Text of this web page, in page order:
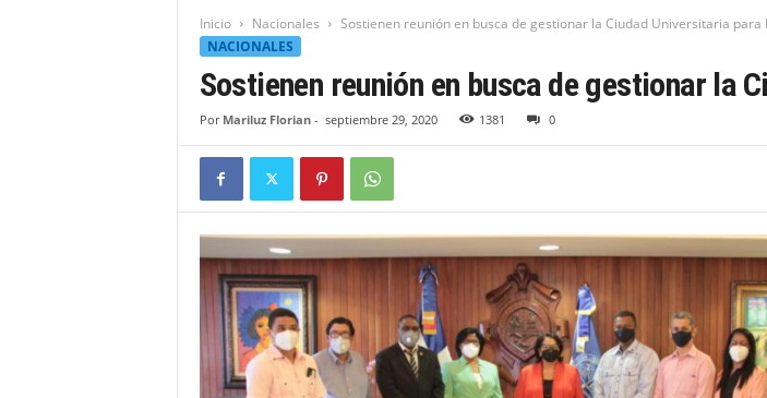
Inicio Nacionales
Sostienen reunión en busca de gestionar la Ciudad Universitaria para
NACIONALES
Sostienen reunión en busca de gestionar la
Por Mariluz Florian- septiembre 29, 2020 1381 0